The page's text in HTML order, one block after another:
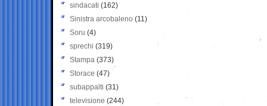
sindacati (162)
Sinistra arcobaleno (11)
Soru (4)
sprechi (319)
Stampa (373)
Storace (47)
subappalti (31)
televisione(244)